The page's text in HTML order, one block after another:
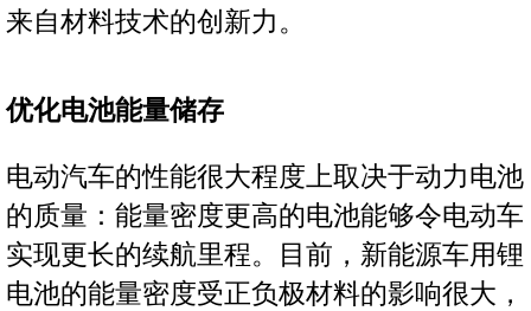
来自材料技术的创新力。
优化电池能量储存
电动汽车的性能很大程度上取决于动力电池
的质量：能量密度更高的电池能够令电动车
实现更长的续航里程。目前，新能源车用锂
电池的能量密度受正负极材料的影响很大，